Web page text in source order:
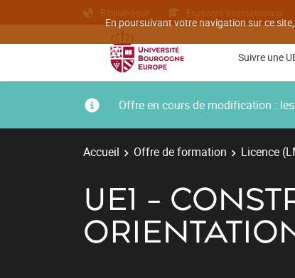
En poursuivant votre navigation sur ce
Bibliothèque Etudiants internationaux
Suivre une
Offre en cours de modification :
Accueil Offre de formation Licence
UE1 -